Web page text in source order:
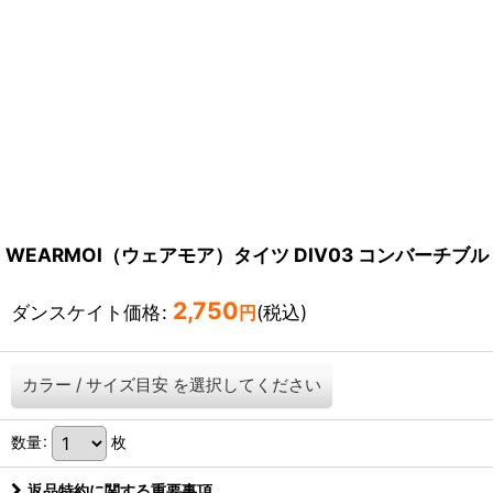
WEARMOI（ウェアモア）タイツ DIV03 コンバーチブル
ダンスケイト価格: 2,750円(税込)
カラー / サイズ目安 を選択してください
数量: 枚